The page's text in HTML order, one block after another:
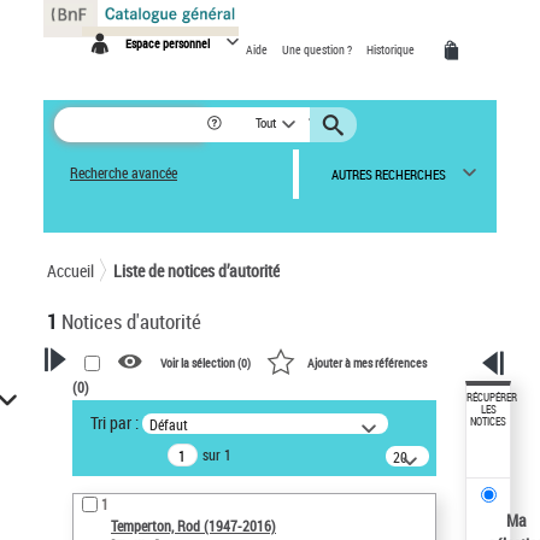
Espace personnel Aide Une question ? Historique
Tout
Recherche avancée AUTRES RECHERCHES
Accueil Liste de notices d’autorité
1 Notices d'autorité
VOTRE RECHERCHE
Recherche avancée dans les
notices d’autorité
Œuvres liées à l'auteur :
Temperton, Rod (1947-2016)
Voir la sélection (0) Ajouter à mes références
(0)
Tri par : Défaut
sur 1
20
résultats/page
1
Temperton, Rod (1947-2016)
RÉCUPÉRER
LES
NOTICES
Ma
Panneau de gestion des cookies